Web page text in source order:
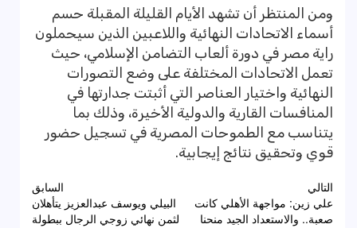
ومن المنتظر أن تشهد الأيام القليلة المقبلة حسم
أسماء الاتحادات النهائية واللاعبين الذين سيحملون
راية مصر في دورة ألعاب التضامن الإسلامي، حيث
تعمل الاتحادات المختلفة على وضع التصورات
النهائية واختيار العناصر التي أثبتت جدارتها في
المنافسات القارية والدولية الأخيرة، وذلك بما
يتناسب مع الطموحات المصرية في تسجيل حضور
قوي وتحقيق نتائج إيجابية.
تصفّح
المقالات
السابق
البيلي ويوسف عبدالعزيز يتأهلان
لثمن نهائي زوجي الرجال ببطولة
التالي
علي زين: مواجهة الأهلي كانت
صعبة.. والاستعداد الجيد منحنا